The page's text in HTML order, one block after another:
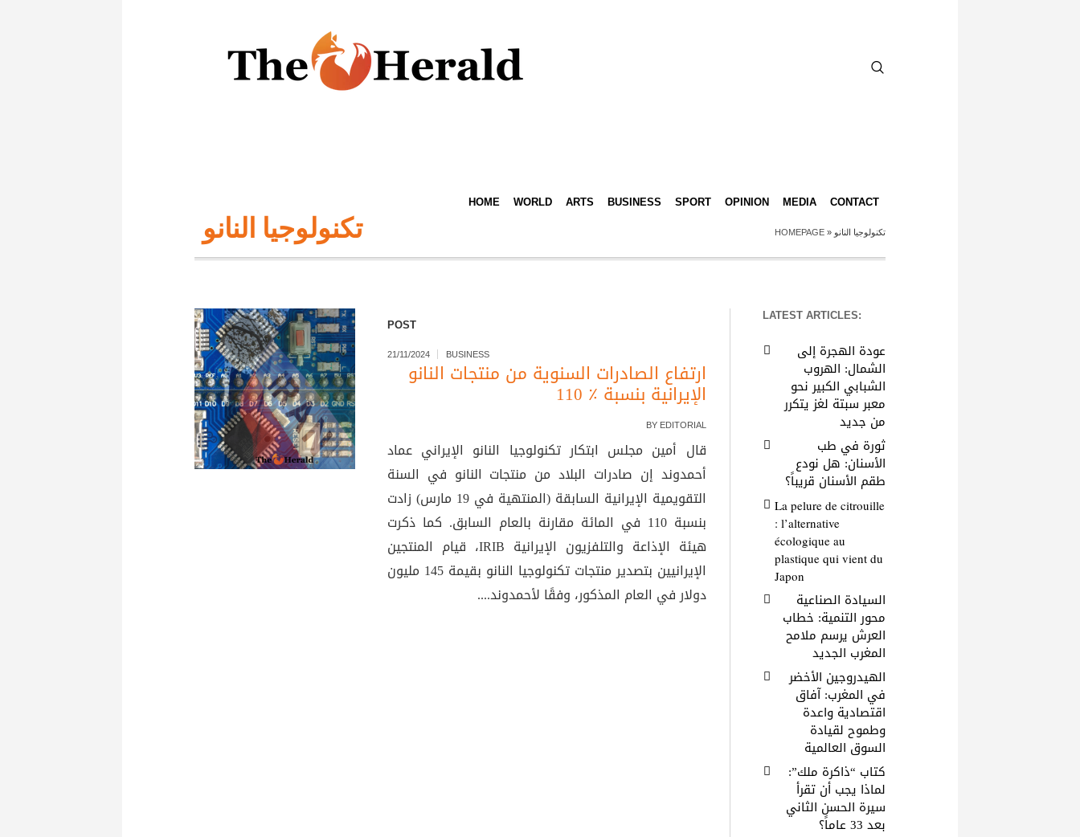
HOME WORLD ARTS BUSINESS SPORT OPINION MEDIA CONTACT
تكنولوجيا النانو HOMEPAGE » تكنولوجيا النانو
POST
21/11/2024 BUSINESS
ارتفاع الصادرات السنوية من منتجات النانو
الإيرانية بنسبة ٪ 110
BY EDITORIAL
قال أمين مجلس ابتكار تكنولوجيا النانو الإيراني عماد
أحمدوند إن صادرات البلاد من منتجات النانو في السنة
التقويمية الإيرانية السابقة (المنتهية في 19 مارس) زادت
بنسبة 110 في المائة مقارنة بالعام السابق. كما ذكرت
هيئة الإذاعة والتلفزيون الإيرانية IRIB، قيام المنتجين
الإيرانيين بتصدير منتجات تكنولوجيا النانو بقيمة 145 مليون
دولار في العام المذكور، وفقًا لأحمدوند....
LATEST ARTICLES:
عودة الهجرة إلى
الشمال: الهروب
الشبابي الكبير نحو
معبر سبتة لغز يتكرر
من جديد
ثورة في طب
الأسنان: هل نودع
طقم الأسنان قريباً؟
La pelure de citrouille
: l’alternative
écologique au
plastique qui vient du
Japon
السيادة الصناعية
محور التنمية: خطاب
العرش يرسم ملامح
المغرب الجديد
الهيدروجين الأخضر
في المغرب: آفاق
اقتصادية واعدة
وطموح لقيادة
السوق العالمية
كتاب “ذاكرة ملك”:
لماذا يجب أن تقرأ
سيرة الحسن الثاني
بعد 33 عاماً؟